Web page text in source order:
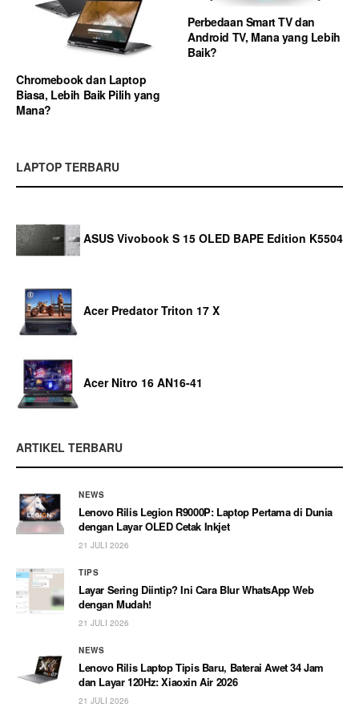
Chromebook dan Laptop
Biasa, Lebih Baik Pilih yang
Mana?
Perbedaan Smart TV dan
Android TV, Mana yang Lebih
Baik?
LAPTOP TERBARU
ASUS Vivobook S 15 OLED BAPE Edition K5504
Acer Predator Triton 17 X
Acer Nitro 16 AN16-41
ARTIKEL TERBARU
NEWS
Lenovo Rilis Legion R9000P: Laptop Pertama di Dunia
dengan Layar OLED Cetak Inkjet
21 JULI 2026
TIPS
Layar Sering Diintip? Ini Cara Blur WhatsApp Web
dengan Mudah!
21 JULI 2026
NEWS
Lenovo Rilis Laptop Tipis Baru, Baterai Awet 34 Jam
dan Layar 120Hz: Xiaoxin Air 2026
21 JULI 2026